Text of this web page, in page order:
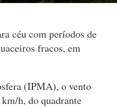
céu com períodos de
fracos, em
(IPMA), o vento
h, do quadrante